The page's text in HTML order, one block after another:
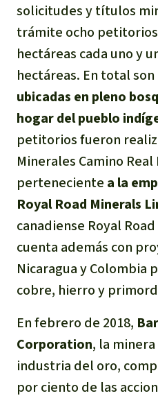
REDD
Para
Indonesia
solicitudes y títulos
trámite ocho
hectáreas cada uno y
hectáreas. En total son
ubicadas en pleno
hogar del pueblo
petitorios fueron
Minerales Camino Real
perteneciente a la
Royal Road Minerals
canadiense Royal
cuenta además con
Nicaragua y Colombia
cobre, hierro y
En febrero de 2018,
Corporation, la
industria del oro,
por ciento de las